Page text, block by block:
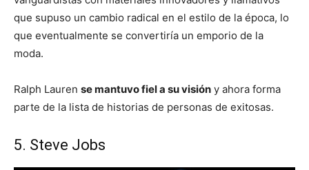
que supuso un cambio radical en el estilo de la época, lo
que eventualmente se convertiría un emporio de la
moda.
Ralph Lauren se mantuvo fiel a su visión y ahora forma
parte de la lista de historias de personas de exitosas.
5. Steve Jobs